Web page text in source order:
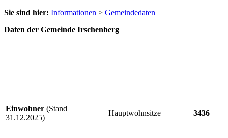
Sie sind hier: Informationen > Gemeindedaten
Daten der Gemeinde Irschenberg
Einwohner (Stand
31.12.2025)
Hauptwohnsitze 3436